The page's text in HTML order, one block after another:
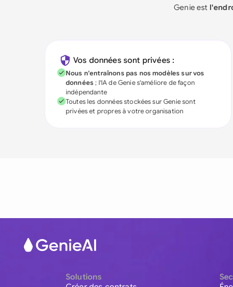
Genie est
Vos données sont privées :
Nous n'entraînons pas nos modèles sur vos
données ; l'IA de Genie s'améliore de façon
indépendante
Toutes les données stockées sur Genie sont
privées et propres à votre organisation
Solutions